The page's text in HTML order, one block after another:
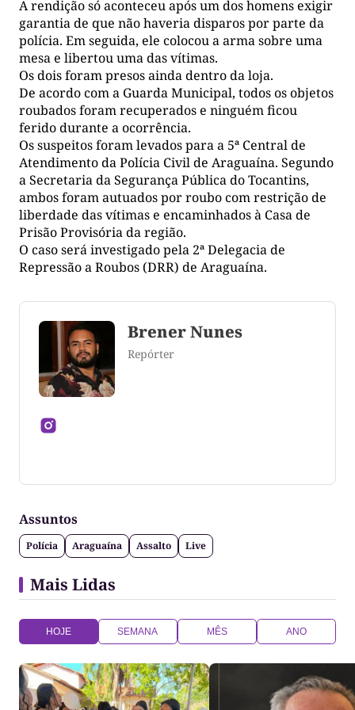
A rendição só aconteceu após um dos homens exigir
garantia de que não haveria disparos por parte da
polícia. Em seguida, ele colocou a arma sobre uma
mesa e libertou uma das vítimas.
Os dois foram presos ainda dentro da loja.
De acordo com a Guarda Municipal, todos os objetos
roubados foram recuperados e ninguém ficou
ferido durante a ocorrência.
Os suspeitos foram levados para a 5ª Central de
Atendimento da Polícia Civil de Araguaína. Segundo
a Secretaria da Segurança Pública do Tocantins,
ambos foram autuados por roubo com restrição de
liberdade das vítimas e encaminhados à Casa de
Prisão Provisória da região.
O caso será investigado pela 2ª Delegacia de
Repressão a Roubos (DRR) de Araguaína.
Brener Nunes
Repórter
Tocantins
Assuntos
Polícia Araguaína Assalto Live
Mais Lidas
HOJE SEMANA MÊS ANO